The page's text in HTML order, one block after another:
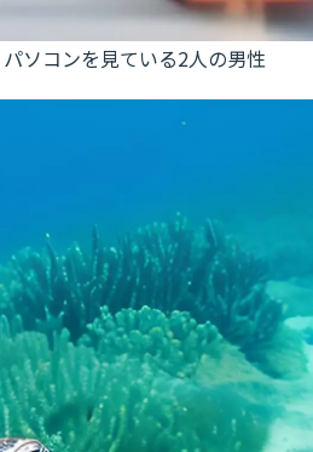
ソコンを見ている2人の男性